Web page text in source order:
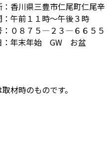
川県三豊市仁尾町仁尾辛
：午前１１時～午後３時
：０８７５―２３―６６５５
：年末年始 GW お盆
材時のものです。